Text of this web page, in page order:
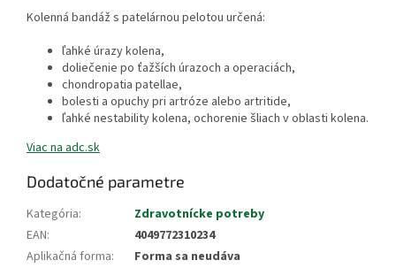
Kolenná bandáž s patelárnou pelotou určená:
ľahké úrazy kolena,
doliečenie po ťažších úrazoch a operaciách,
chondropatia patellae,
bolesti a opuchy pri artróze alebo artritide,
ľahké nestability kolena, ochorenie šliach v oblasti kolena.
Viac na adc.sk
Dodatočné parametre
Kategória:
Zdravotnícke potreby
EAN:
4049772310234
Aplikačná forma:
Forma sa neudáva